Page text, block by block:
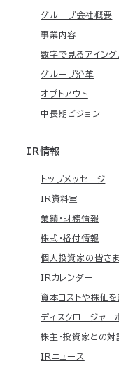
グループ会社概要
事業内容
数字で見るアイン
グループ沿革
オプトアウト
中長期ビジョン
IR情報
トップメッセージ
IR資料室
業績・財務情報
株式・格付情報
個人投資家の皆さ
IRカレンダー
資本コストや株価
ディスクロージャー
株主・投資家との対
IRニュース